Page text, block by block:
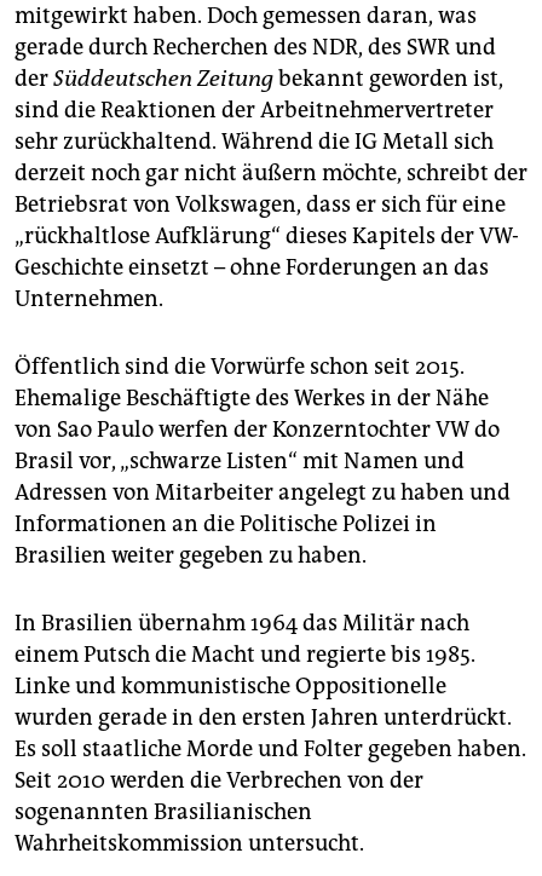
epaper login
mitgewirkt haben. Doch gemessen daran, was
gerade durch Recherchen des NDR, des SWR und
derSüddeutschen Zeitungbekannt geworden ist,
sind die Reaktionen der Arbeitnehmervertreter
sehr zurückhaltend. Während die IG Metall sich
derzeit noch gar nicht äußern möchte, schreibt der
Betriebsrat von Volkswagen, dass er sich für eine
„rückhaltlose Aufklärung“ dieses Kapitels der VW-
Geschichte einsetzt – ohne Forderungen an das
Unternehmen.
Öffentlich sind die Vorwürfe schon seit 2015.
Ehemalige Beschäftigte des Werkes in der Nähe
von Sao Paulo werfen der Konzerntochter VW do
Brasil vor, „schwarze Listen“ mit Namen und
Adressen von Mitarbeiter angelegt zu haben und
Informationen an die Politische Polizei in
Brasilien weiter gegeben zu haben.
In Brasilien übernahm 1964 das Militär nach
einem Putsch die Macht und regierte bis 1985.
Linke und kommunistische Oppositionelle
wurden gerade in den ersten Jahren unterdrückt.
Es soll staatliche Morde und Folter gegeben haben.
Seit 2010 werden die Verbrechen von der
sogenannten Brasilianischen
Wahrheitskommission untersucht.